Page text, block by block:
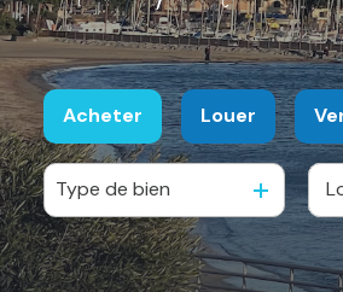
Acheter
De l'ancien
De l'immo pro
Louer
à l'année
Type de bien